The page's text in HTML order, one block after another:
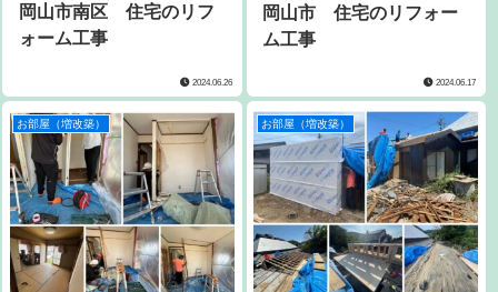
岡山市南区 住宅のリフ
ォーム工事
2024.06.26
岡山市 住宅のリフォー
ム工事
2024.06.17
お部屋（増改築） お部屋（増改築）